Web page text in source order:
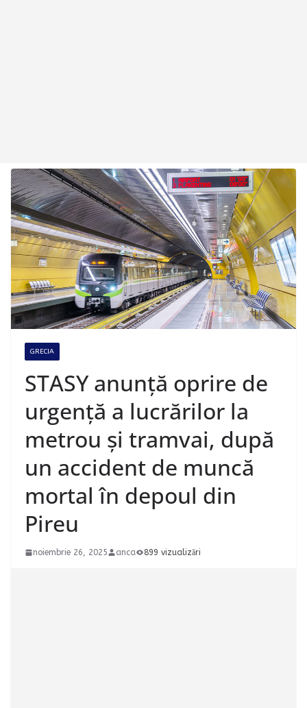
GRECIA
STASY anunță oprire de
urgență a lucrărilor la
metrou și tramvai, după
un accident de muncă
mortal în depoul din
Pireu
noiembrie 26, 2025 anca 899 vizualizări